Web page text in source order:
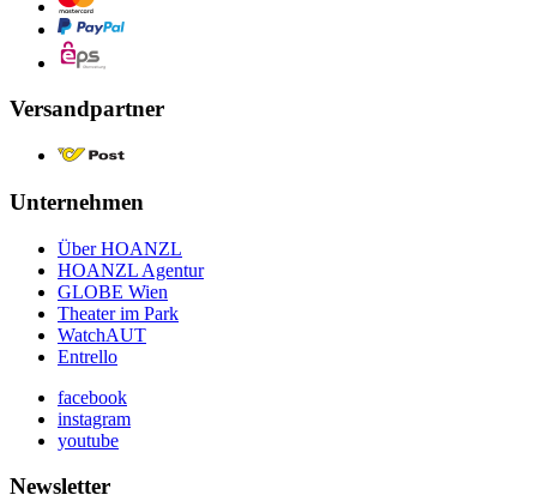
Versandpartner
Unternehmen
Über HOANZL
HOANZL Agentur
GLOBE Wien
Theater im Park
WatchAUT
Entrello
facebook
instagram
youtube
Newsletter